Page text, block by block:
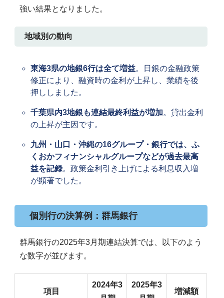
強い結果となりました。
地域別の動向
東海3県の地銀6行は全て増益。日銀の金融政策
修正により、融資時の金利が上昇し、業績を後
押ししました。
千葉県内3地銀も連結最終利益が増加。貸出金利
の上昇が主因です。
九州・山口・沖縄の16グループ・銀行では、ふ
くおかフィナンシャルグループなどが過去最高
益を記録。政策金利引き上げによる利息収入増
が顕著でした。
個別行の決算例：群馬銀行
群馬銀行の2025年3月期連結決算では、以下のよう
な数字が並びます。
項目
2024年3
2025年3
増減額